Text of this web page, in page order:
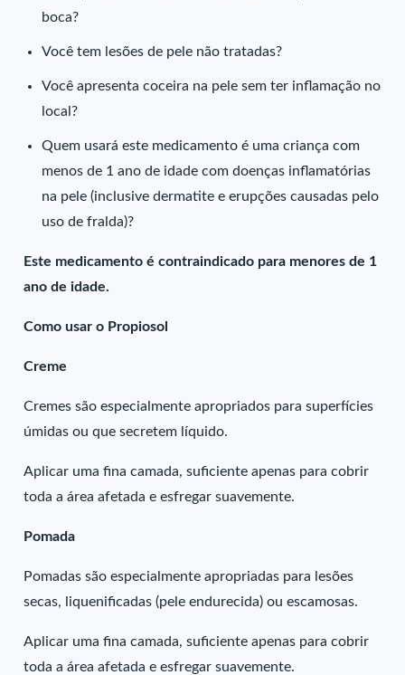
boca?
Você tem lesões de pele não tratadas?
Você apresenta coceira na pele sem ter inflamação no
local?
Quem usará este medicamento é uma criança com
menos de 1 ano de idade com doenças inflamatórias
na pele (inclusive dermatite e erupções causadas pelo
uso de fralda)?
Este medicamento é contraindicado para menores de 1
ano de idade.
Como usar o Propiosol
Creme
Cremes são especialmente apropriados para superfícies
úmidas ou que secretem líquido.
Aplicar uma fina camada, suficiente apenas para cobrir
toda a área afetada e esfregar suavemente.
Pomada
Pomadas são especialmente apropriadas para lesões
secas, liquenificadas (pele endurecida) ou escamosas.
Aplicar uma fina camada, suficiente apenas para cobrir
toda a área afetada e esfregar suavemente.